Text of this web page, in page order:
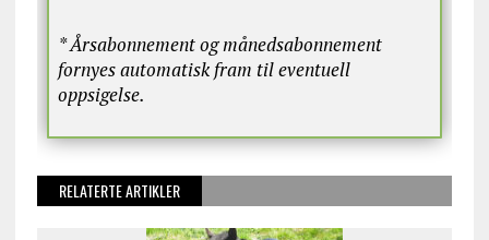
* Årsabonnement og månedsabonnement
fornyes automatisk fram til eventuell
oppsigelse.
RELATERTE ARTIKLER